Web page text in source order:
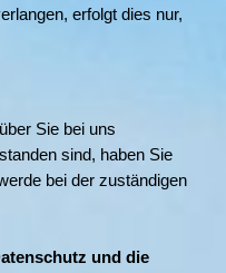
erfolgt dies nur,
Sie bei uns
sind, haben Sie
bei der zuständigen
und die